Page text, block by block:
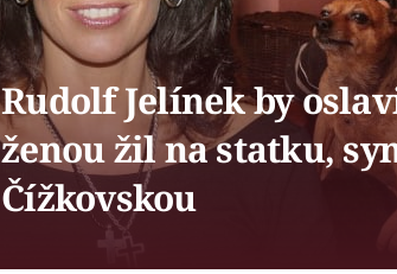
Rudolf Jelínek by
ženou žil na statku,
Čížkovskou